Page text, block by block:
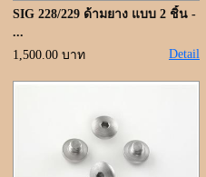
SIG 228/229 ด้ามยาง แบบ 2 ชิ้น -
...
1,500.00 บาท
Detail